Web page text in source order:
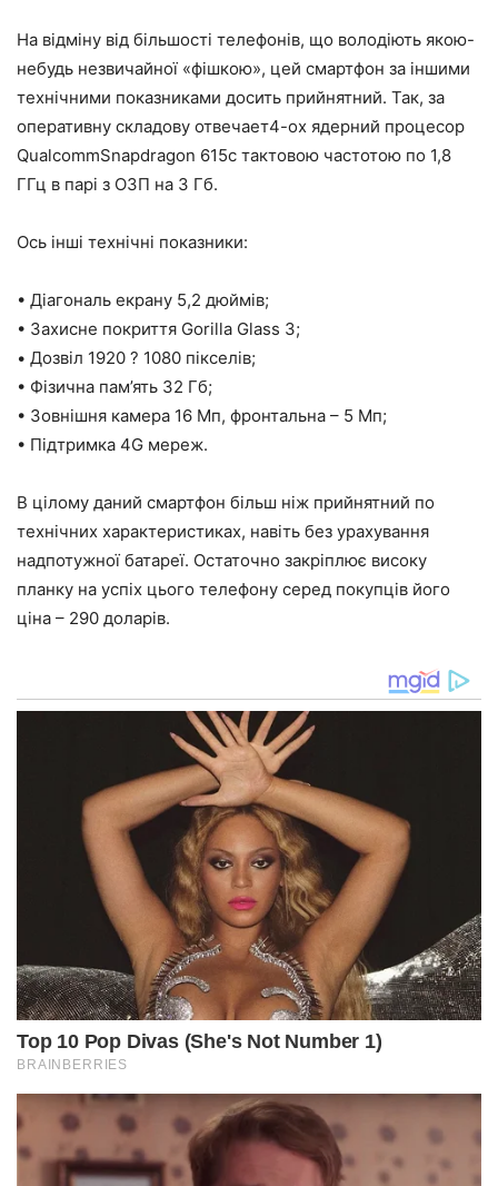
На відміну від більшості телефонів, що володіють якою-
небудь незвичайної «фішкою», цей смартфон за іншими
технічними показниками досить прийнятний. Так, за
оперативну складову отвечает4-ох ядерний процесор
QualcommSnapdragon 615с тактовою частотою по 1,8
ГГц в парі з ОЗП на 3 Гб.
Ось інші технічні показники:
• Діагональ екрану 5,2 дюймів;
• Захисне покриття Gorilla Glass 3;
• Дозвіл 1920 ? 1080 пікселів;
• Фізична пам’ять 32 Гб;
• Зовнішня камера 16 Мп, фронтальна – 5 Мп;
• Підтримка 4G мереж.
В цілому даний смартфон більш ніж прийнятний по
технічних характеристиках, навіть без урахування
надпотужної батареї. Остаточно закріплює високу
планку на успіх цього телефону серед покупців його
ціна – 290 доларів.